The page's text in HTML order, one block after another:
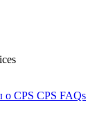
о CPS CPS FAQs